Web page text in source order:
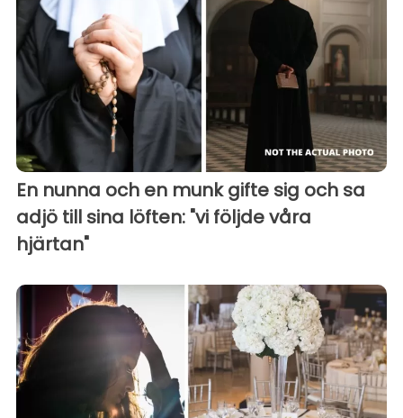
En nunna och en munk gifte sig och sa
adjö till sina löften: "vi följde våra
hjärtan"